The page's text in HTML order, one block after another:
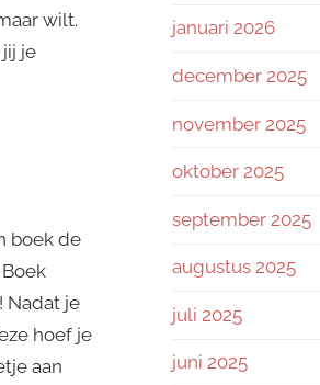
wilt.
je
boek de
Nadat je
hoef je
aan
januari 2026
december 2025
november 2025
oktober 2025
september 2025
augustus 2025
juli 2025
juni 2025